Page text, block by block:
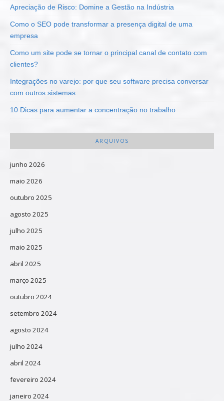
Apreciação de Risco: Domine a Gestão na Indústria
Como o SEO pode transformar a presença digital de uma
empresa
Como um site pode se tornar o principal canal de contato com
clientes?
Integrações no varejo: por que seu software precisa conversar
com outros sistemas
10 Dicas para aumentar a concentração no trabalho
ARQUIVOS
junho 2026
maio 2026
outubro 2025
agosto 2025
julho 2025
maio 2025
abril 2025
março 2025
outubro 2024
setembro 2024
agosto 2024
julho 2024
abril 2024
fevereiro 2024
janeiro 2024